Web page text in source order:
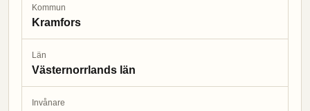
Kommun
Kramfors
Län
Västernorrlands län
Invånare